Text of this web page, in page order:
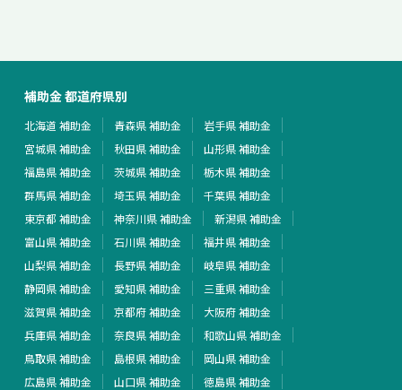
補助金 都道府県別
北海道 補助金 青森県 補助金
岩手県 補助金
宮城県 補助金
秋田県 補助金
山形県 補助金
福島県 補助金
茨城県 補助金
栃木県 補助金
群馬県 補助金
埼玉県 補助金
千葉県 補助金
東京都 補助金
神奈川県 補助金
新潟県 補助金
富山県 補助金
石川県 補助金
福井県 補助金
山梨県 補助金
長野県 補助金
岐阜県 補助金
静岡県 補助金
愛知県 補助金
三重県 補助金
滋賀県 補助金
京都府 補助金
大阪府 補助金
兵庫県 補助金
奈良県 補助金
和歌山県 補助金
鳥取県 補助金
島根県 補助金
岡山県 補助金
広島県 補助金
山口県 補助金
徳島県 補助金